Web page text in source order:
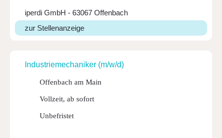
iperdi GmbH - 63067 Offenbach
zur Stellenanzeige
Indus­trie­me­cha­niker (m/w/d)
Offenbach am Main
Vollzeit, ab sofort
Unbefristet